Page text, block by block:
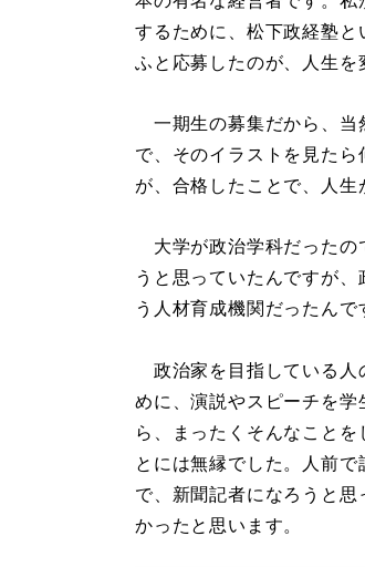
するために、松下政経塾
ふと応募したのが、人生を
一期生の募集だから、当
で、そのイラストを見た
が、合格したことで、人生
大学が政治学科だったの
うと思っていたんですが
う人材育成機関だったんで
政治家を目指している人
めに、演説やスピーチを
ら、まったくそんなこと
とには無縁でした。人前
で、新聞記者になろうと
かったと思います。